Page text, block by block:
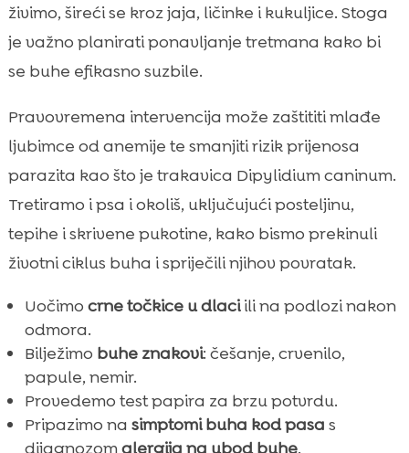
živimo, šireći se kroz jaja, ličinke i kukuljice. Stoga
je važno planirati ponavljanje tretmana kako bi
se buhe efikasno suzbile.
Pravovremena intervencija može zaštititi mlađe
ljubimce od anemije te smanjiti rizik prijenosa
parazita kao što je trakavica Dipylidium caninum.
Tretiramo i psa i okoliš, uključujući posteljinu,
tepihe i skrivene pukotine, kako bismo prekinuli
životni ciklus buha i spriječili njihov povratak.
Uočimo crne točkice u dlaciili na podlozi nakon
odmora.
Bilježimo buhe znakovi: češanje, crvenilo,
papule, nemir.
Provedemo test papira za brzu potvrdu.
Pripazimo na simptomi buha kod pasa s
dijagnozomalergija na ubod buhe.